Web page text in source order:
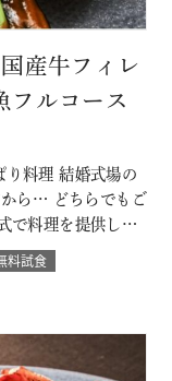
産牛フィレ
ルコース
り料理 結婚式場の
ら… どちらでもご
で料理を提供して
、この機会に是
ィロトオリジナ
の気分で味わって
料試食